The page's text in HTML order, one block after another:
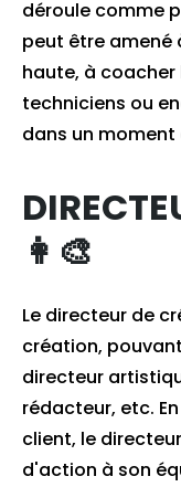
déroule comme
peut être amené
haute, à coacher
techniciens ou
dans un moment
👩‍🎨
Le directeur de
création,
directeur
rédacteur, etc.
client, le
d'action à son